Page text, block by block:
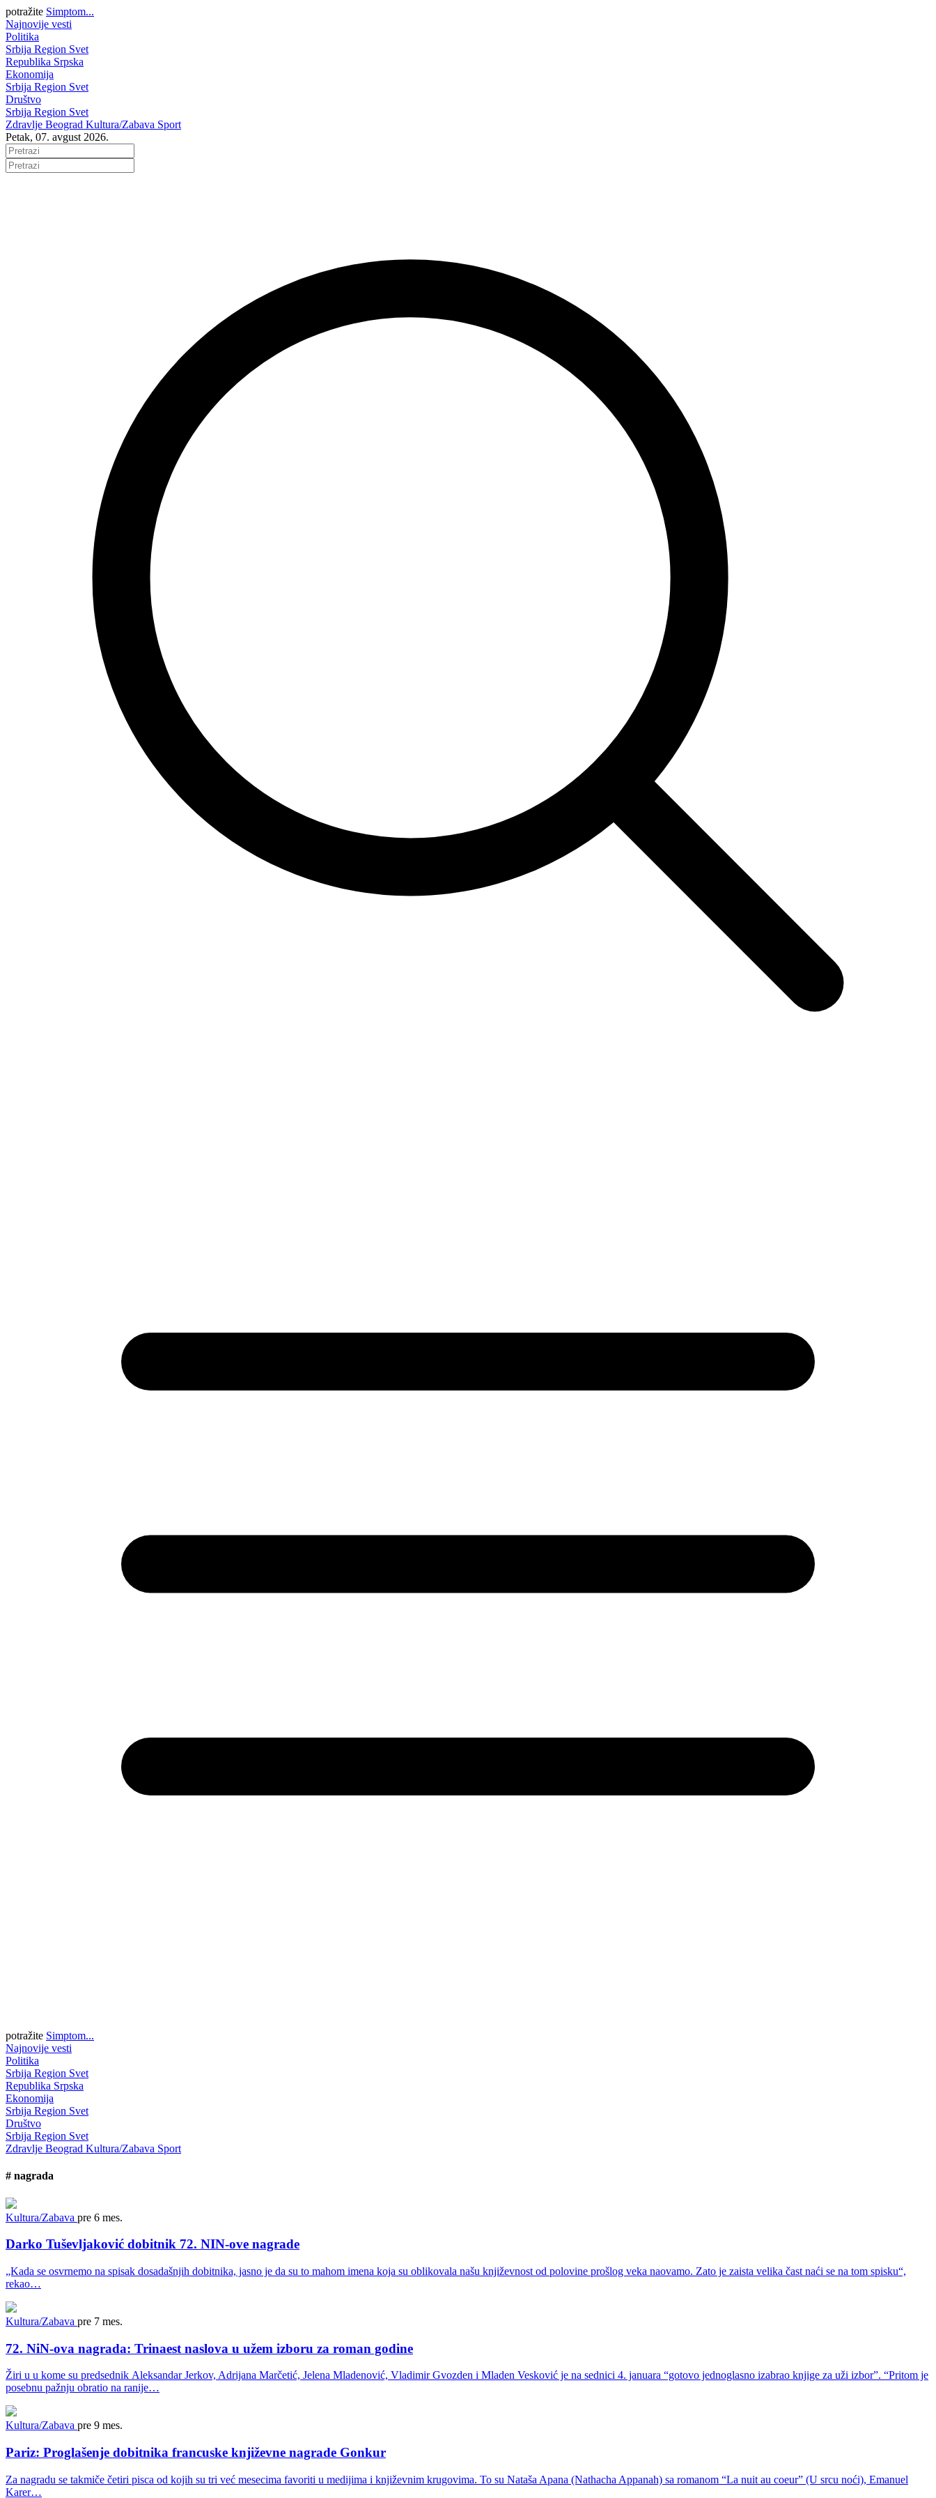
potražite Simptom...
Najnovije vesti
Politika
Srbija Region Svet
Republika Srpska
Ekonomija
Srbija Region Svet
Društvo
Srbija Region Svet
Zdravlje Beograd Kultura/Zabava Sport
Petak, 07. avgust 2026.
potražite Simptom...
Najnovije vesti
Politika
Srbija Region Svet
Republika Srpska
Ekonomija
Srbija Region Svet
Društvo
Srbija Region Svet
Zdravlje Beograd Kultura/Zabava Sport
# nagrada
Kultura/Zabava pre 6 mes.
Darko Tuševljaković dobitnik 72. NIN-ove nagrade
„Kada se osvrnemo na spisak dosadašnjih dobitnika, jasno je da su to mahom imena koja su oblikovala našu književnost od polovine prošlog veka naovamo. Zato je zaista velika čast naći se na tom spisku“,
rekao…
Kultura/Zabava pre 7 mes.
72. NiN-ova nagrada: Trinaest naslova u užem izboru za roman godine
Žiri u u kome su predsednik Aleksandar Jerkov, Adrijana Marčetić, Jelena Mladenović, Vladimir Gvozden i Mladen Vesković je na sednici 4. januara “gotovo jednoglasno izabrao knjige za uži izbor”. “Pritom je
posebnu pažnju obratio na ranije…
Kultura/Zabava pre 9 mes.
Pariz: Proglašenje dobitnika francuske književne nagrade Gonkur
Za nagradu se takmiče četiri pisca od kojih su tri već mesecima favoriti u medijima i književnim krugovima. To su Nataša Apana (Nathacha Appanah) sa romanom “La nuit au coeur” (U srcu noći), Emanuel
Karer…